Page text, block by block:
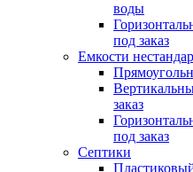
воды
под заказ
Емкости
заказ
под заказ
Септики